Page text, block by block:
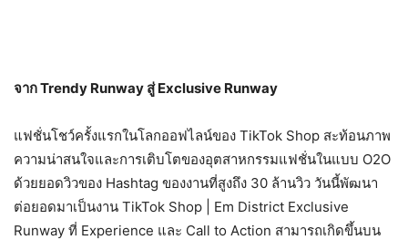
จากTrendy Runway สู่Exclusive Runway
แฟชั่นโชว์ครั้งแรกในโลกออฟไลน์ของ TikTok Shop สะท้อนภาพ
ความน่าสนใจและการเติบโตของอุตสาหกรรมแฟชั่นในแบบ O2O
ด้วยยอดวิวของ Hashtag ของงานที่สูงถึง 30 ล้านวิว วันนี้พัฒนา
ต่อยอดมาเป็นงาน TikTok Shop | Em District Exclusive
Runway ที่ Experience และ Call to Action สามารถเกิดขึ้นบน